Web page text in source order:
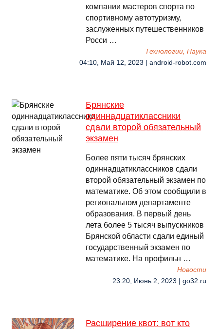
компании мастеров спорта по
спортивному автотуризму,
заслуженных путешественников
Росси …
Технологии, Наука
04:10, Май 12, 2023 | android-robot.com
Брянские
одиннадцатиклассники
сдали второй обязательный
экзамен
Более пяти тысяч брянских
одиннадцатиклассников сдали
второй обязательный экзамен по
математике. Об этом сообщили в
региональном департаменте
образования. В первый день
лета более 5 тысяч выпускников
Брянской области сдали единый
государственный экзамен по
математике. На профильн …
Новости
23:20, Июнь 2, 2023 | go32.ru
Расширение квот: вот кто